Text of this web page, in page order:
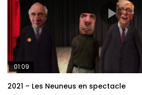
01:09
2021 – Les Neuneus en spectacle